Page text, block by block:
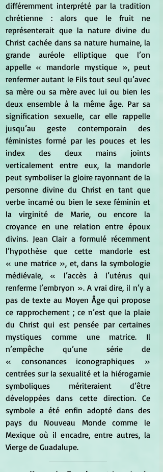
différemment interprété par la tradition
chrétienne : alors que le fruit ne
représenterait que la nature divine du
Christ cachée dans sa nature humaine, la
grande auréole elliptique que l’on
appelle « mandorle mystique », peut
renfermer autant le Fils tout seul qu’avec
sa mère ou sa mère avec lui ou bien les
deux ensemble à la même âge. Par sa
signification sexuelle, car elle rappelle
jusqu’au geste contemporain des
féministes formé par les pouces et les
index des deux mains joints
verticalement entre eux, la mandorle
peut symboliser la gloire rayonnant de la
personne divine du Christ en tant que
verbe incarné ou bien le sexe féminin et
la virginité de Marie, ou encore la
croyance en une relation entre époux
divins. Jean Clair a formulé récemment
l’hypothèse que cette mandorle est
« une matrice », et, dans la symbologie
médiévale, « l’accès à l’utérus qui
renferme l’embryon ». A vrai dire, il n’y a
pas de texte au Moyen Âge qui propose
ce rapprochement ; ce n’est que la plaie
du Christ qui est pensée par certaines
mystiques comme une matrice. Il
n’empêche qu’une série de
« consonances iconographiques »
centrées sur la sexualité et la hiérogamie
symboliques mériteraient d’être
développées dans cette direction. Ce
symbole a été enfin adopté dans des
pays du Nouveau Monde comme le
Mexique où il encadre, entre autres, la
Vierge de Guadalupe.